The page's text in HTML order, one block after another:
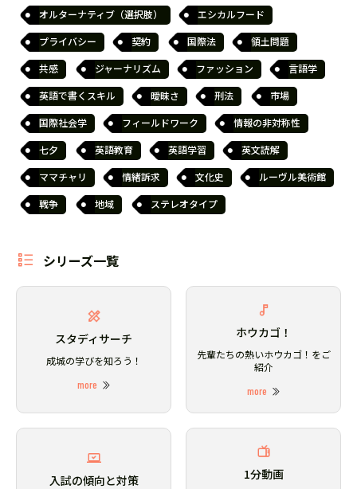
オルターナティブ（選択肢）
エシカルフード
プライバシー
契約 国際法
領土問題
共感
ジャーナリズム ファッション
言語学
英語で書くスキル
曖昧さ 刑法
市場
国際社会学
フィールドワーク
情報の非対称性
七夕
英語教育 英語学習
英文読解
ママチャリ
情緒訴求 文化史
ルーヴル美術館
戦争
地域 ステレオタイプ
シリーズ一覧
スタディサーチ
成城の学びを知ろう！
more
ホウカゴ！
先輩たちの熱いホウカゴ！をご
紹介
more
入試の傾向と対策 1分動画